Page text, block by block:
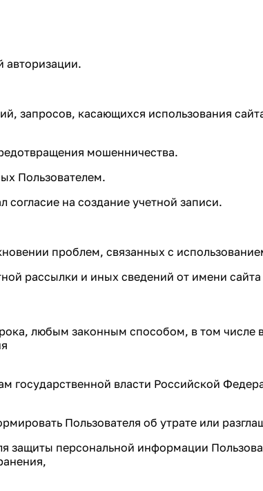
авторизации.
запросов, касающихся использования
мошенничества.
Пользователем.
согласие на создание учетной записи.
проблем, связанных с
рассылки и иных сведений от имени сайта
любым законным способом, в том
власти Российской
Пользователя об утрате или
персональной информации